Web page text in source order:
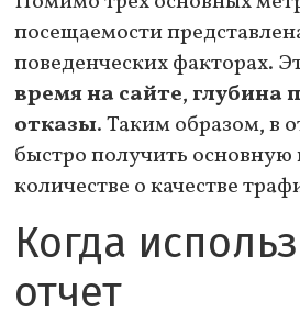
посещаемости
поведенческих факторах.
время на сайте,глубина
отказы. Таким образом, в
быстро получить
количестве о качестве
Когда
отчет